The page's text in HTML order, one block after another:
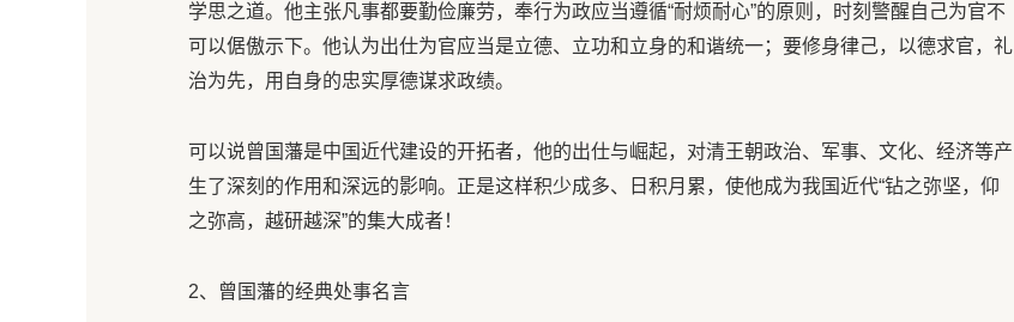
学思之道。他主张凡事都要勤俭廉劳，奉行为政应当遵循“耐烦耐心”的原则，时刻警醒自己为官不
可以倨傲示下。他认为出仕为官应当是立德、立功和立身的和谐统一；要修身律己，以德求官，礼
治为先，用自身的忠实厚德谋求政绩。
可以说曾国藩是中国近代建设的开拓者，他的出仕与崛起，对清王朝政治、军事、文化、经济等产
生了深刻的作用和深远的影响。正是这样积少成多、日积月累，使他成为我国近代“钻之弥坚，仰
之弥高，越研越深”的集大成者！
2、曾国藩的经典处事名言